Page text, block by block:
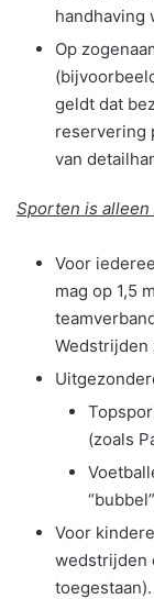
handhaving
Op
geldt dat
reservering
van
Sporten is
Voor
mag op 1,5
Wedstrijden
(zoals
Voor
wedstrijden
toegestaan).